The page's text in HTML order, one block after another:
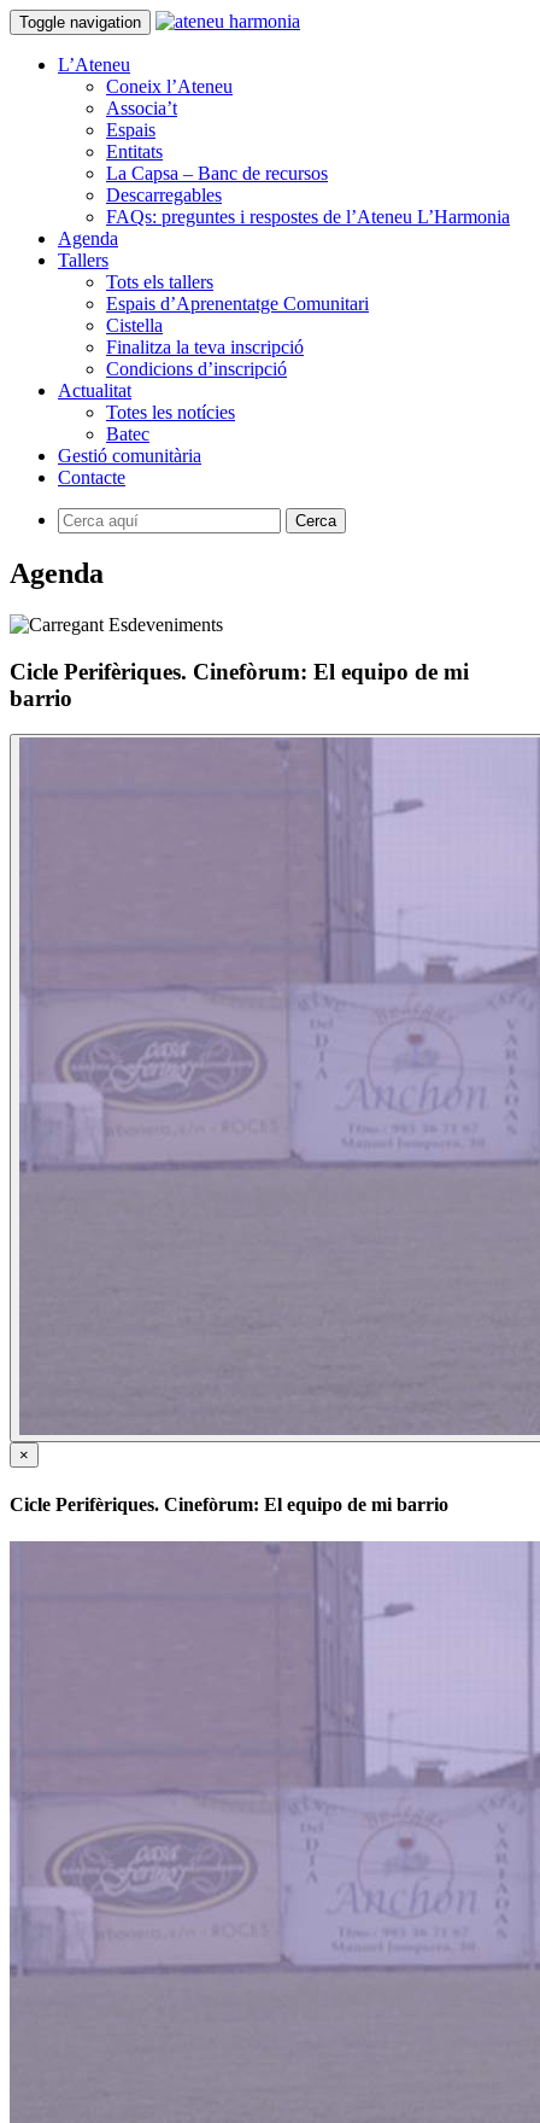
Toggle navigation
L’Ateneu
Coneix l’Ateneu
Associa’t
Espais
Entitats
La Capsa – Banc de recursos
Descarregables
FAQs: preguntes i respostes de l’Ateneu L’Harmonia
Agenda
Tallers
Tots els tallers
Espais d’Aprenentatge Comunitari
Cistella
Finalitza la teva inscripció
Condicions d’inscripció
Actualitat
Totes les notícies
Batec
Gestió comunitària
Contacte
Agenda
Cicle Perifèriques. Cinefòrum: El equipo de mi
barrio
×
Cicle Perifèriques. Cinefòrum: El equipo de mi barrio